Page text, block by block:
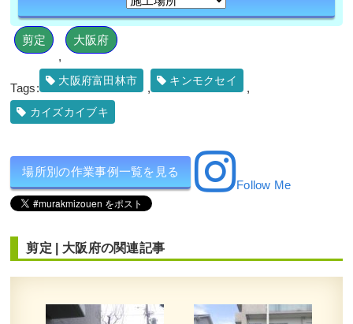
剪定
,
大阪府
Tags:
大阪府富田林市
,
キンモクセイ
,
カイズカイブキ
場所別の作業事例一覧を見る
Follow Me
剪定 大阪府の関連記事